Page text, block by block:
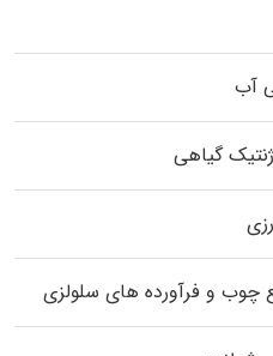
آب
گیاهی
چوب و فرآورده‌ های سلولزی